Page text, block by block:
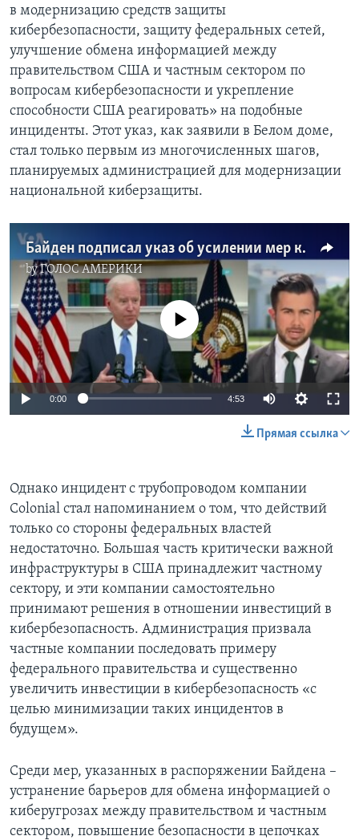
в модернизацию средств защиты
кибербезопасности, защиту федеральных сетей,
улучшение обмена информацией между
правительством США и частным сектором по
вопросам кибербезопасности и укрепление
способности США реагировать» на подобные
инциденты. Этот указ, как заявили в Белом доме,
стал только первым из многочисленных шагов,
планируемых администрацией для модернизации
национальной киберзащиты.
Байден подписал указ об усилении мер кибербезопасности после атаки на Colonial Pipeline
byГОЛОС АМЕРИКИ
No media source currently available
0:00 4:53
Прямая ссылка
Однако инцидент с трубопроводом компании
Colonial стал напоминанием о том, что действий
только со стороны федеральных властей
недостаточно. Большая часть критически важной
инфраструктуры в США принадлежит частному
сектору, и эти компании самостоятельно
принимают решения в отношении инвестиций в
кибербезопасность. Администрация призвала
частные компании последовать примеру
федерального правительства и существенно
увеличить инвестиции в кибербезопасность «с
целью минимизации таких инцидентов в
будущем».
Среди мер, указанных в распоряжении Байдена –
устранение барьеров для обмена информацией о
киберугрозах между правительством и частным
сектором, повышение безопасности в цепочках